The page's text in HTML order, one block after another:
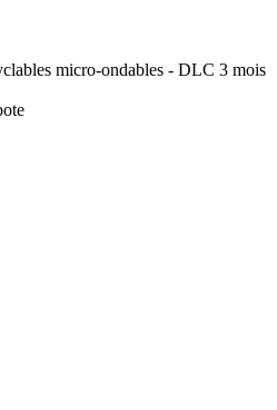
micro-ondables - DLC 3 mois